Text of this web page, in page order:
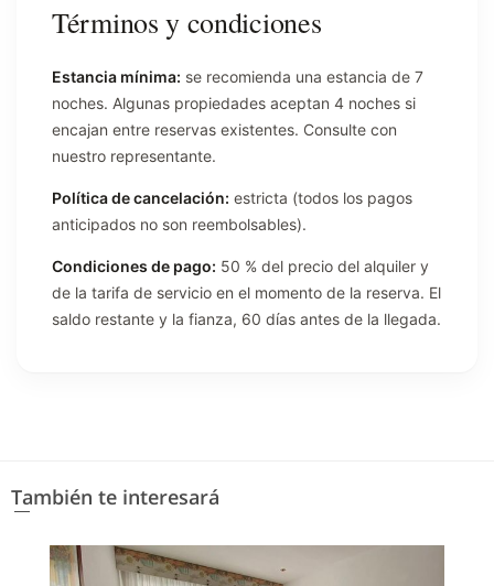
Términos y condiciones
Estancia mínima: se recomienda una estancia de 7
noches. Algunas propiedades aceptan 4 noches si
encajan entre reservas existentes. Consulte con
nuestro representante.
Política de cancelación: estricta (todos los pagos
anticipados no son reembolsables).
Condiciones de pago: 50 % del precio del alquiler y
de la tarifa de servicio en el momento de la reserva. El
saldo restante y la fianza, 60 días antes de la llegada.
También te interesará